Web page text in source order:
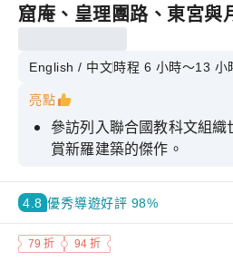
窟庵、皇理團路、東宮與
月精橋、大陵苑、良洞
線公園天空膠囊（釜山出
English / 中文時程 6 小時～13 小
亮點
參訪列入聯合國教科文組
賞新羅建築的傑作。
探索石窟庵，這裡座落著
來佛像。
造訪校村傳統村與良洞民
產。
4.8 優秀導遊好評 98%
79 折 94 折